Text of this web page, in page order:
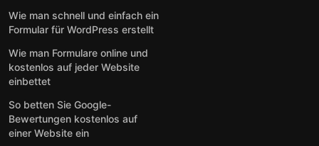
Wie man schnell und einfach ein
Formular für WordPress erstellt
Wie man Formulare online und
kostenlos auf jeder Website
einbettet
So betten Sie Google-
Bewertungen kostenlos auf
einer Website ein